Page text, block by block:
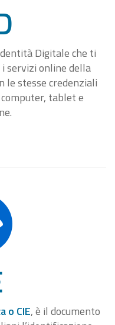
Digitale che ti
servizi online della
le stesse credenziali
tablet e
o CIE, è il documento